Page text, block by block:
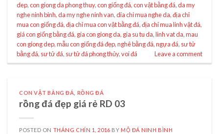
dep,con giong da phong thuy,con giống đá,con vật bằng đá,da my
nghe ninh binh,da my nghe ninh van,dia chi mua nghe da,địa chỉ
mua con giống đá,địa chỉ mua con vật bằng đá,địa chỉ mua linh vật đá,
giá con giống bằng đá, gia con giong da, gia su tu da,linh vat da,mau
con giong dep,mẫu con giống đá đẹp,nghê bằng đá,ngựa đá, sư tử
bằng đá, sư tử đá, sư tử đá phong thủy,voi đá Leave a comment
CON VẬT BẰNG ĐÁ RỒNG ĐÁ
rồng đá đẹp giá rẻ RD 03
POSTED ON THÁNG CHÍN 1, 2016 BY MỘ ĐÁ NINH BÌNH